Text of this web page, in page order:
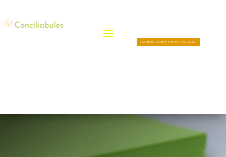
PRENDRE RENDEZ-VOUS EN LIGNE